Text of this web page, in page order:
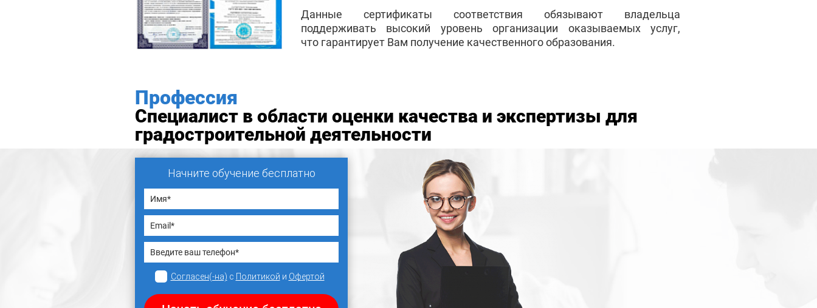
Данные сертификаты соответствия обязывают владельца
поддерживать высокий уровень организации оказываемых услуг,
что гарантирует Вам получение качественного образования.
Профессия
Специалист в области оценки качества и экспертизы для
градостроительной деятельности
Начните обучение бесплатно
Согласен(-на) с Политикой и Офертой